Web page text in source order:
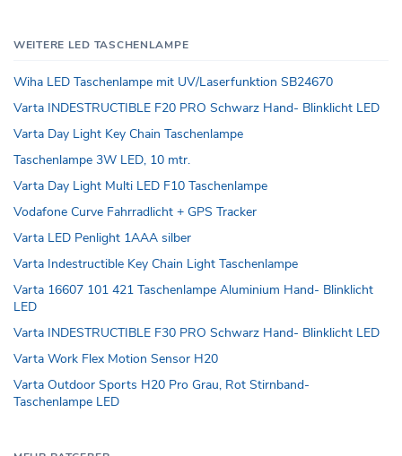
WEITERE LED TASCHENLAMPE
Wiha LED Taschenlampe mit UV/Laserfunktion SB24670
Varta INDESTRUCTIBLE F20 PRO Schwarz Hand- Blinklicht LED
Varta Day Light Key Chain Taschenlampe
Taschenlampe 3W LED, 10 mtr.
Varta Day Light Multi LED F10 Taschenlampe
Vodafone Curve Fahrradlicht + GPS Tracker
Varta LED Penlight 1AAA silber
Varta Indestructible Key Chain Light Taschenlampe
Varta 16607 101 421 Taschenlampe Aluminium Hand- Blinklicht
LED
Varta INDESTRUCTIBLE F30 PRO Schwarz Hand- Blinklicht LED
Varta Work Flex Motion Sensor H20
Varta Outdoor Sports H20 Pro Grau, Rot Stirnband-
Taschenlampe LED